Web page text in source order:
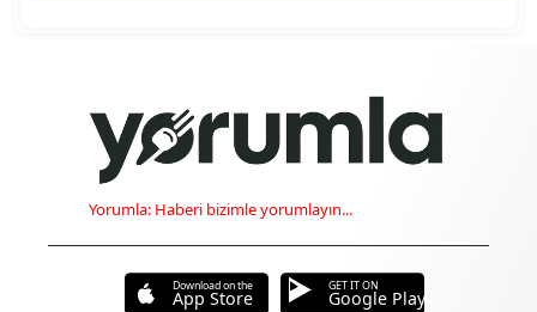
Yorumla: Haberi bizimle yorumlayın...
Download on the
App Store
GET IT ON
Google Play